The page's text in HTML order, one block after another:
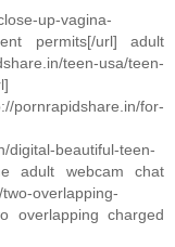
up-vagina-
permits[/url] adult
teen-usa/teen-
for-
digital-beautiful-teen-
adult webcam chat
overlapping-
overlapping charged